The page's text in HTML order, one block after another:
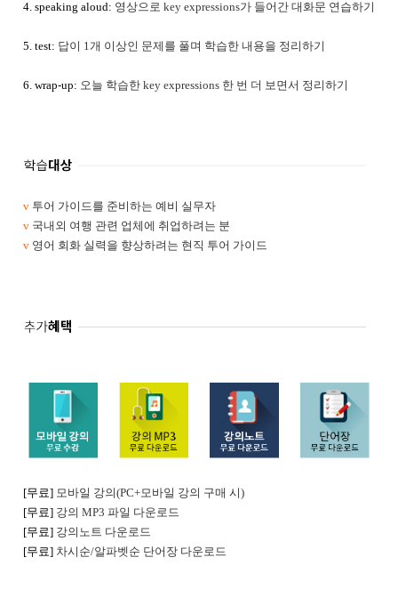
4. speaking aloud: 영상으로 key expressions가 들어간 대화문 연습하기
5. test: 답이 1개 이상인 문제를 풀며 학습한 내용을 정리하기
6. wrap-up: 오늘 학습한 key expressions 한 번 더 보면서 정리하기
v 투어 가이드를 준비하는 예비 실무자
v 국내외 여행 관련 업체에 취업하려는 분
v 영어 회화 실력을 향상하려는 현직 투어 가이드
[무료] 모바일 강의(PC+모바일 강의 구매 시)
[무료] 강의 MP3 파일 다운로드
[무료] 강의노트 다운로드
[무료] 차시순/알파벳순 단어장 다운로드